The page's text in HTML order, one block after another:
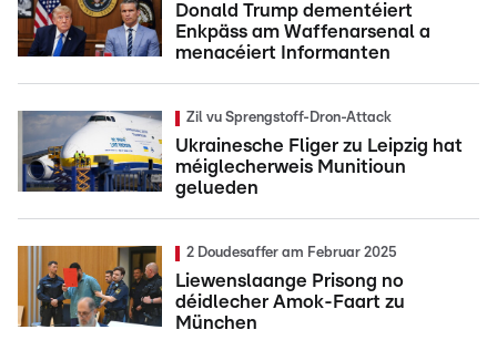
Donald Trump dementéiert
Enkpäss am Waffenarsenal a
menacéiert Informanten
Zil vu Sprengstoff-Dron-Attack
Ukrainesche Fliger zu Leipzig hat
méiglecherweis Munitioun
gelueden
2 Doudesaffer am Februar 2025
Liewenslaange Prisong no
déidlecher Amok-Faart zu
München